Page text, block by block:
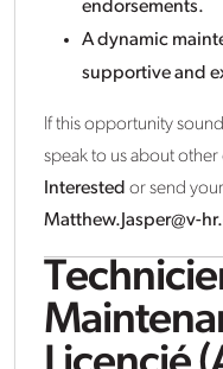
endorsements.
A dynamic
supportive and
If this opportunity
speak to us about
Interested or send
Matthew.Jasper@v-